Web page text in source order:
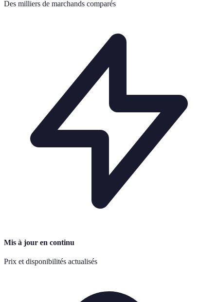
Des milliers de marchands comparés
Mis à jour en continu
Prix et disponibilités actualisés